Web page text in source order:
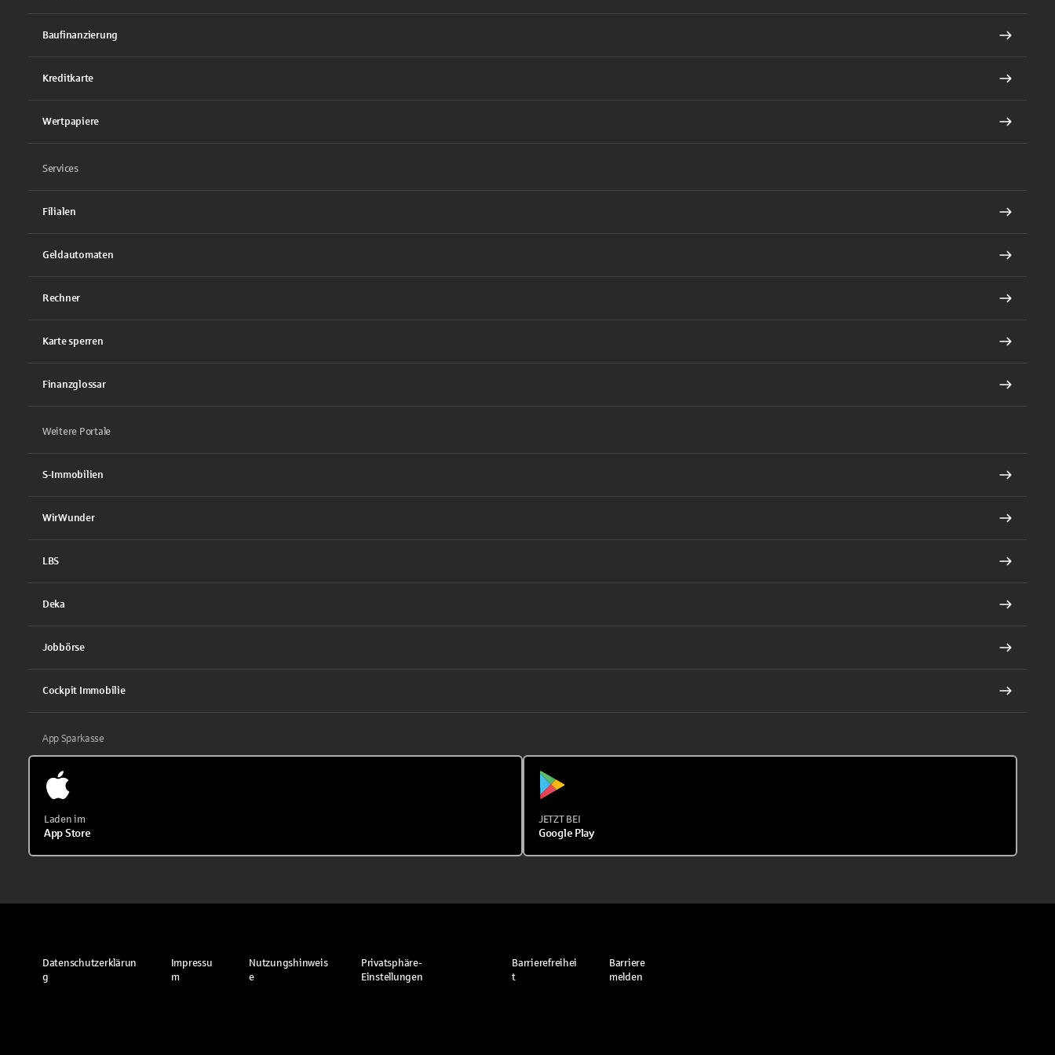
Baufinanzierung
Kreditkarte
Wertpapiere
Services
Filialen
Geldautomaten
Rechner
Karte sperren
Finanzglossar
Weitere Portale
S-Immobilien
WirWunder
LBS
Deka
Jobbörse
Cockpit Immobilie
App Sparkasse
Laden im
App Store
JETZT BEI
Google Play
Datenschutzerklärun
g
Impressu
m
Nutzungshinweis
e
Privatsphäre-
Einstellungen
Barrierefreihei
t
Barriere
melden